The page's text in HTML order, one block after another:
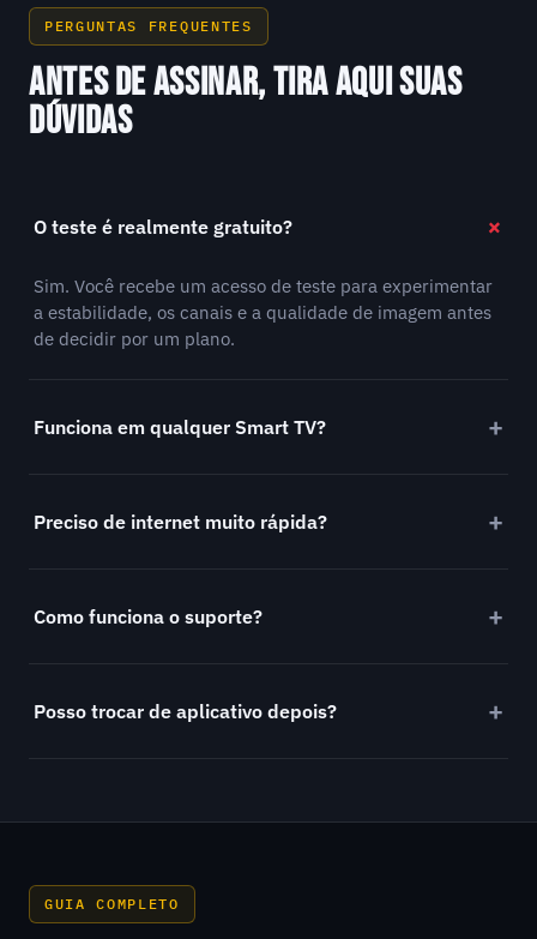
PERGUNTAS FREQUENTES
ANTES DE ASSINAR, TIRA AQUI SUAS
DÚVIDAS
O teste é realmente gratuito?
Sim. Você recebe um acesso de teste para experimentar
a estabilidade, os canais e a qualidade de imagem antes
de decidir por um plano.
Funciona em qualquer Smart TV?
Preciso de internet muito rápida?
Como funciona o suporte?
Posso trocar de aplicativo depois?
GUIA COMPLETO